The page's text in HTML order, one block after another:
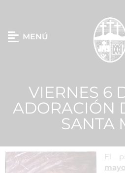
MENÚ
VIERNES 6
ADORACIÓN
SANTA
El
mayo